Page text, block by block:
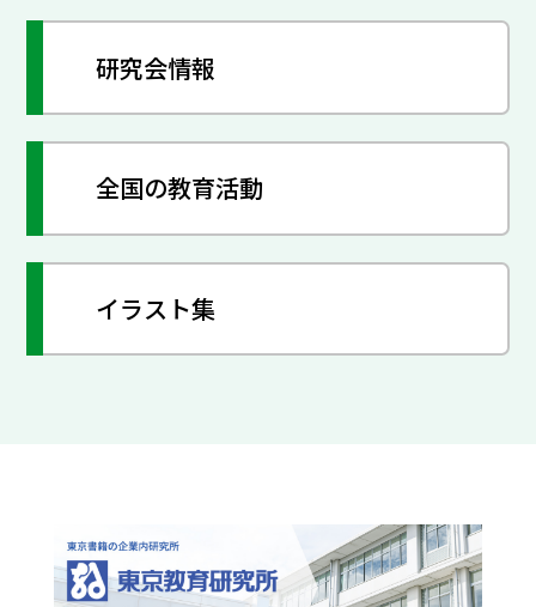
研究会情報
全国の教育活動
イラスト集